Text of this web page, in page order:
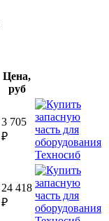
Цена,
руб
3 705
₽
24 418
₽